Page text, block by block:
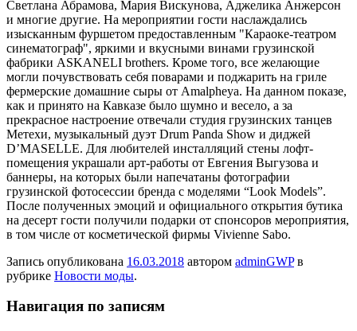
Светлана Абрамова, Мария Вискунова, Аджелика Анжерсон
и многие другие. На мероприятии гости наслаждались
изысканным фуршетом предоставленным "Караоке-театром
синематограф", яркими и вкусными винами грузинской
фабрики ASKANELI brothers. Кроме того, все желающие
могли почувствовать себя поварами и поджарить на гриле
фермерские домашние сыры от Amalpheya. На данном показе,
как и принято на Кавказе было шумно и весело, а за
прекрасное настроение отвечали студия грузинских танцев
Метехи, музыкальный дуэт Drum Panda Show и диджей
D’MASELLE. Для любителей инсталляций стены лофт-
помещения украшали арт-работы от Евгения Выгузова и
баннеры, на которых были напечатаны фотографии
грузинской фотосессии бренда с моделями “Look Models”.
После полученных эмоций и официального открытия бутика
на десерт гости получили подарки от спонсоров мероприятия,
в том числе от косметической фирмы Vivienne Sabo.
Запись опубликована 16.03.2018 автором adminGWPв
рубрике Новости моды.
Навигация по записям